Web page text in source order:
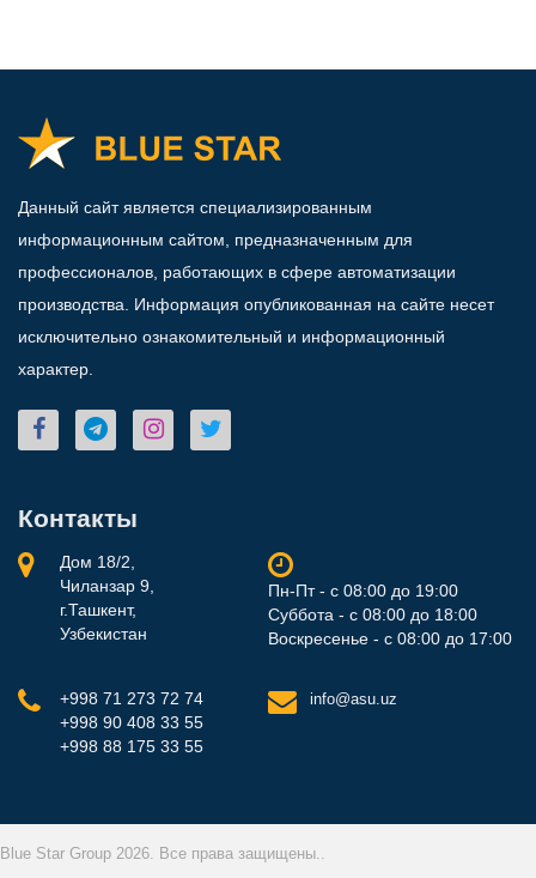
Данный сайт является специализированным
информационным сайтом, предназначенным для
профессионалов, работающих в сфере автоматизации
производства. Информация опубликованная на сайте несет
исключительно ознакомительный и информационный
характер.
Контакты
Дом 18/2,
Чиланзар 9,
г.Ташкент,
Узбекистан
Пн-Пт - с 08:00 до 19:00
Суббота - с 08:00 до 18:00
Воскресенье - с 08:00 до 17:00
+998 71 273 72 74
+998 90 408 33 55
+998 88 175 33 55
info@asu.uz
Blue Star Group 2026. Все права защищены..